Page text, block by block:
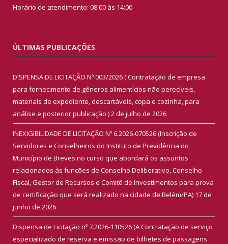
Horário de atendimento: 08:00 às 14:00
ÚLTIMAS PUBLICAÇÕES
DISPENSA DE LICITAÇÃO Nº 003/2026 ( Contratação de empresa
para fornecimento de gêneros alimentícios não perecíveis,
materiais de expediente, descartáveis, copa e cozinha, para
análise e posterior publicação.)2 de julho de 2026
INEXIGIBILIDADE DE LICITAÇÃO Nº 6.2026-070526 (Inscrição de
Servidores e Conselheiros do Instituto de Previdência do
Município de Breves no curso que abordará os assuntos
relacionados às funções de Conselho Deliberativo, Conselho
Fiscal, Gestor de Recursos e Comitê de Investimentos para prova
de certificação que será realizado na cidade de Belém/PA) 17 de
junho de 2026
Dispensa de Licitação nº 7.2026-110526 (A Contratação de serviço
especializado de reserva e emissão de bilhetes de passagens